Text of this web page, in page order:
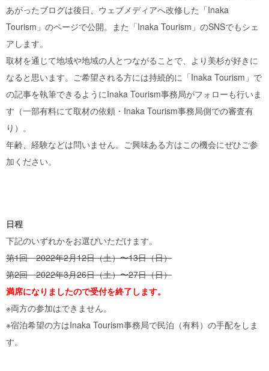
あがったブログは後日、ウェブメディアへ改修した「Inaka
Tourism」のページで公開。また「Inaka Tourism」のSNSでもシェ
アします。
取材を通じて地域や地域の人とつながることで、より美杉が好きに
なると思います。ご希望される方には持続的に「Inaka Tourism」で
の記事を執筆できるようにInaka Tourism事務局がフォローも行いま
す（一部有料にて取材の依頼・Inaka Tourism事務局側での審査有
り）。
年齢、経験などは問いません。ご興味ある方はこの機会にぜひご参
加ください。
日程
下記のいずれかをお選びいただけます。
第1回 2022年2月12日（土）〜13日（日）
第2回 2022年3月26日（土）〜27日（日）
満席になりましたので受付を終了します。
※両方の参加はできません。
※宿泊希望の方はInaka Tourism事務局で民泊（有料）の手配をしま
す。